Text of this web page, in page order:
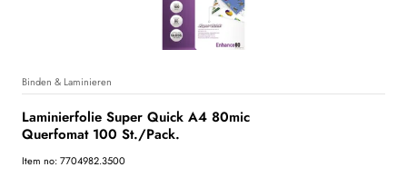
Binden & Laminieren
Laminierfolie Super Quick A4 80mic
Querfomat 100 St./Pack.
Item no: 7704982.3500